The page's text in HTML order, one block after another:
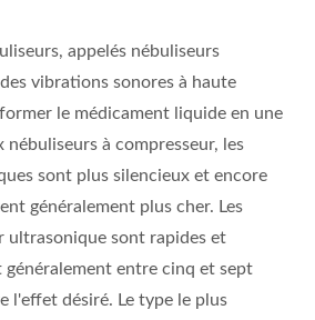
appelés nébuliseurs
vibrations sonores à haute
le médicament liquide en une
nébuliseurs à compresseur, les
sont plus silencieux et encore
généralement plus cher. Les
ultrasonique sont rapides et
entre cinq et sept
l'effet désiré. Le type le plus